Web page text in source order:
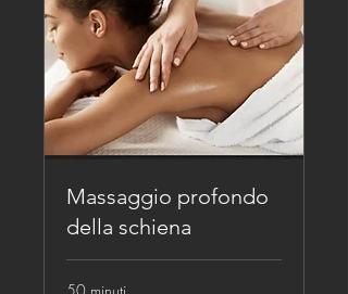
Massaggio profondo
della schiena